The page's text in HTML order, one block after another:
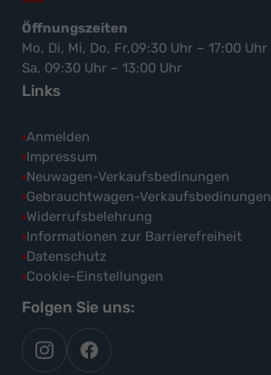
Öffnungszeiten
Mo, Di, Mi, Do, Fr,09:30 Uhr – 17:00 Uhr
Sa, 09:30 Uhr – 13:00 Uhr
Links
Anmelden
Impressum
Neuwagen-Verkaufsbedinungen
Gebrauchtwagen-Verkaufsbedinungen
Widerrufsbelehrung
Informationen zur Barrierefreiheit
Datenschutz
Cookie-Einstellungen
Folgen Sie uns:
autoflexautoflex24